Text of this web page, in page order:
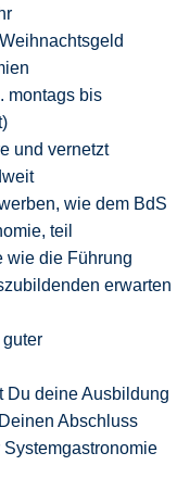
montags bis
und vernetzt
wie dem BdS
teil
wie die Führung
erwarten
Du deine Ausbildung
Abschluss